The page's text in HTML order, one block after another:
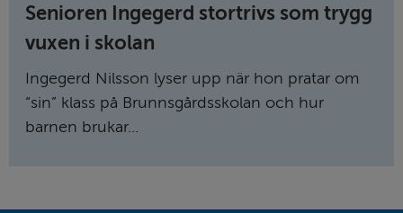
Senioren Ingegerd stortrivs som trygg
vuxen i skolan
Ingegerd Nilsson lyser upp när hon pratar om
“sin” klass på Brunnsgårds­skolan och hur
barnen brukar...